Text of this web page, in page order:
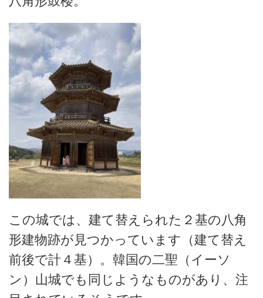
この城では、建て替えられた２基の八角
形建物跡が見つかっています（建て替え
前後で計４基）。韓国の二聖（イーソ
ン）山城でも同じようなものがあり、注